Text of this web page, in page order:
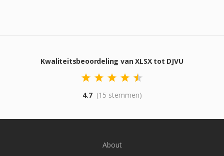
Kwaliteitsbeoordeling van XLSX tot DJVU
4.7 (15 stemmen)
About